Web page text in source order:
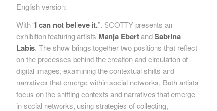
English version:
With “I can not believe it.”, SCOTTY presents an
exhibition featuring artists Manja EbertandSabrina
Labis. The show brings together two positions that reflect
on the processes behind the creation and circulation of
digital images, examining the contextual shifts and
narratives that emerge within social networks. Both artists
focus on the shifting contexts and narratives that emerge
in social networks, using strategies of collecting,